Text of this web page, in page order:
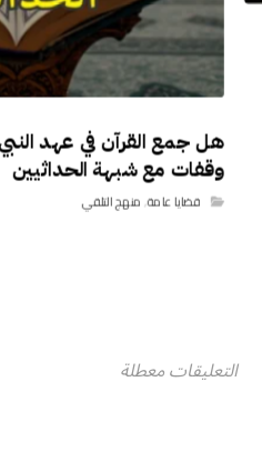
هل جمع القرآن في عهد
وقفات مع شبهة الحداثيين
قضايا عامة,منهج التلقي
التعليقات معطلة